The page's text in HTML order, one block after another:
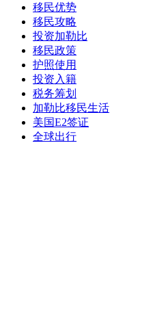
移民优势
移民攻略
投资加勒比
移民政策
护照使用
投资入籍
税务筹划
加勒比移民生活
美国E2签证
全球出行